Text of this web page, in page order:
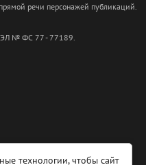
речи персонажей публикаций.
ЭЛ № ФС 77 - 77189.
технологии, чтобы сайт